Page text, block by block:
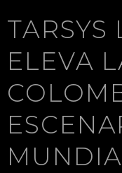
TARSYS
ELEVA